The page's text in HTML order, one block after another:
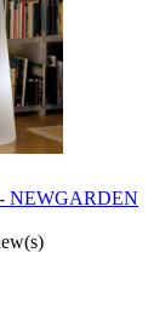
- NEWGARDEN